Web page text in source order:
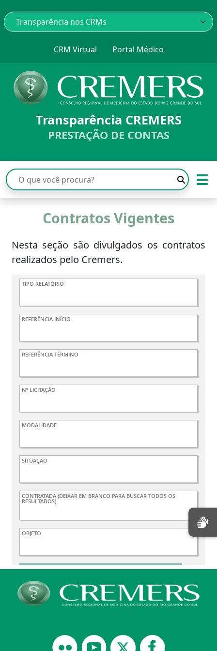
CRM Virtual Portal Médico
Transparência CREMERS
PRESTAÇÃO DE CONTAS
☰
Contratos Vigentes
Nesta seção são divulgados os contratos
realizados pelo Cremers.